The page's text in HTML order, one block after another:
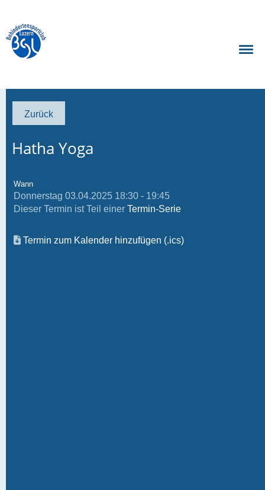
Zurück
Hatha Yoga
Wann
Donnerstag 03.04.2025 18:30 - 19:45
Dieser Termin ist Teil einer Termin-Serie
Termin zum Kalender hinzufügen (.ics)